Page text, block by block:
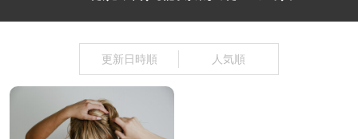
更新日時順 人気順